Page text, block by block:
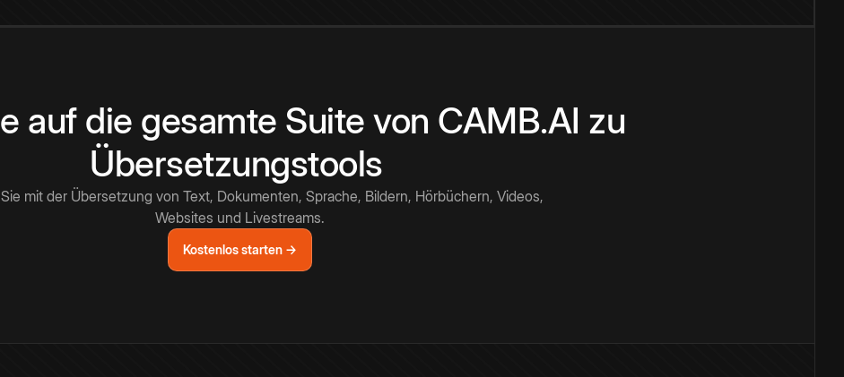
auf die gesamte Suite von CAMB.AI zu
Übersetzungstools
mit der Übersetzung von Text, Dokumenten, Sprache, Bildern, Hörbüchern, Videos,
Websites und Livestreams.
Kostenlos starten →